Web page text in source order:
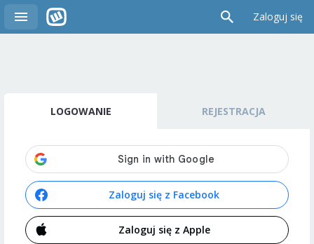
Zaloguj się
LOGOWANIE REJESTRACJA
Zaloguj się z Facebook
Zaloguj się z Apple